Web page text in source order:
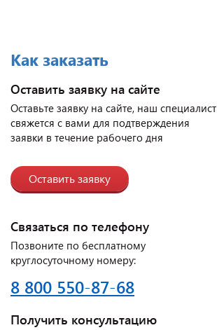
Как заказать
Оставить заявку на сайте
Оставьте заявку на сайте, наш специалист
свяжется с вами для подтверждения
заявки в течение рабочего дня
Оставить заявку
Связаться по телефону
Позвоните по бесплатному
круглосуточному номеру:
8 800 550-87-68
Получить консультацию